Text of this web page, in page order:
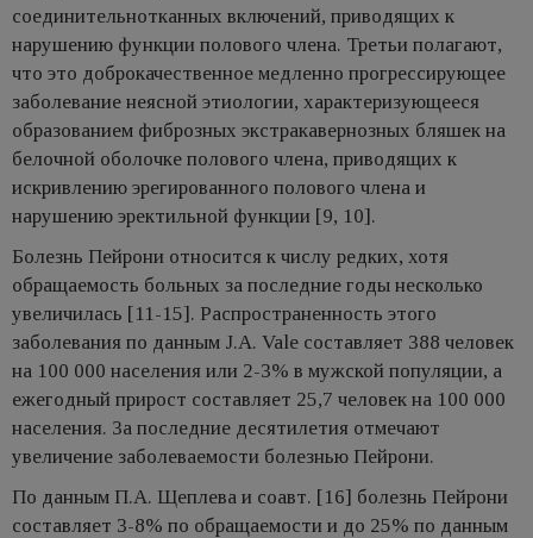
соединительнотканных включений, приводящих к
нарушению функции полового члена. Третьи полагают,
что это доброкачественное медленно прогрессирующее
заболевание неясной этиологии, характеризующееся
образованием фиброзных экстракавернозных бляшек на
белочной оболочке полового члена, приводящих к
искривлению эрегированного полового члена и
нарушению эректильной функции [9, 10].
Болезнь Пейрони относится к числу редких, хотя
обращаемость больных за последние годы несколько
увеличилась [11-15]. Распространенность этого
заболевания по данным J.A. Vale составляет 388 человек
на 100 000 населения или 2-3% в мужской популяции, а
ежегодный прирост составляет 25,7 человек на 100 000
населения. За последние десятилетия отмечают
увеличение заболеваемости болезнью Пейрони.
По данным П.А. Щеплева и соавт. [16] болезнь Пейрони
составляет 3-8% по обращаемости и до 25% по данным